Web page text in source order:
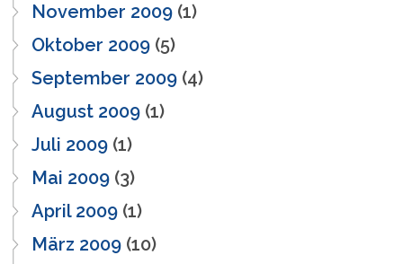
November 2009 (1)
Oktober 2009 (5)
September 2009 (4)
August 2009 (1)
Juli 2009 (1)
Mai 2009 (3)
April 2009 (1)
März 2009 (10)